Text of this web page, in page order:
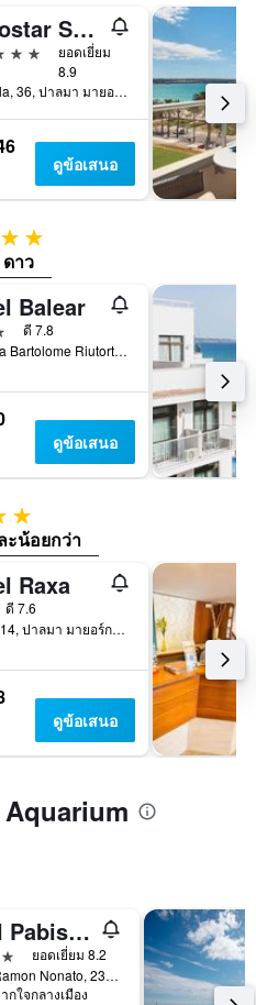
Iberostar Selection Playa de Palma
ยอดเยี่ยม
8.9
Marbella, 36, ปาลมา มายอร์กา, มาจอร์กา, สเปน
ดูข้อเสนอ
3 ดาว
าว
Balear
ดี 7.8
Avenida Bartolome Riutort 18, ปาลมา มายอร์กา, มาจอร์กา, สเปน
ดูข้อเสนอ
2 ดาว
ะน้อยกว่า
Raxa
ดี 7.6
Garsa, 14, ปาลมา มายอร์กา, มาจอร์กา, สเปน
ดูข้อเสนอ
Hotel Pabisa Sofia
ยอดเยี่ยม 8.2
C/ San Ramon Nonato, 23, ปาลมา มายอร์กา, มาจอร์กา, สเปน
กใจกลางเมือง